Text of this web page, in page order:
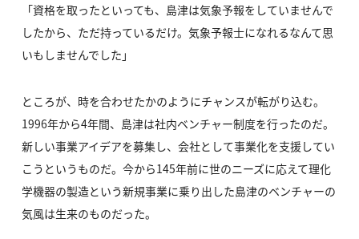
「資格を取ったといっても、島津は気象予報をしていませんで
したから、ただ持っているだけ。気象予報士になれるなんて思
いもしませんでした」
ところが、時を合わせたかのようにチャンスが転がり込む。
1996年から4年間、島津は社内ベンチャー制度を行ったのだ。
新しい事業アイデアを募集し、会社として事業化を支援してい
こうというものだ。今から145年前に世のニーズに応えて理化
学機器の製造という新規事業に乗り出した島津のベンチャーの
気風は生来のものだった。